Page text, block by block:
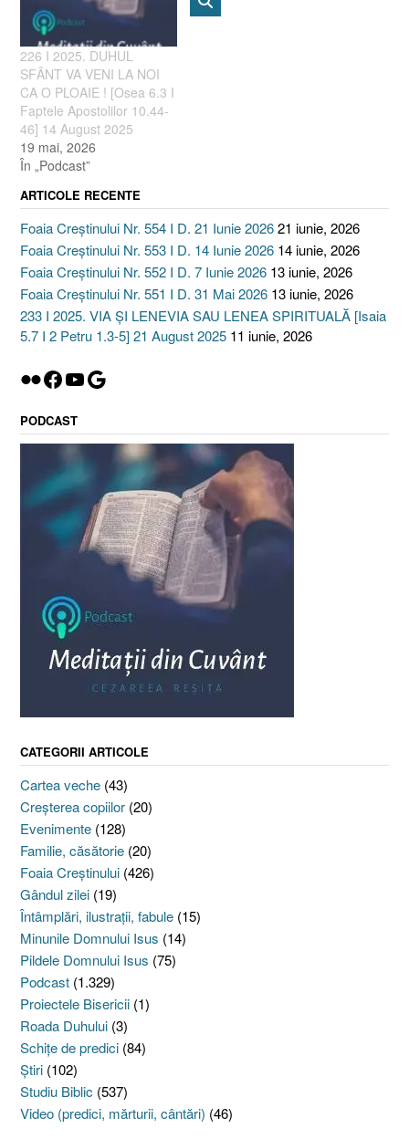
226 I 2025. DUHUL
SFÂNT VA VENI LA NOI
CA O PLOAIE ! [Osea 6.3 I
Faptele Apostolilor 10.44-
46] 14 August 2025
19 mai, 2026
În „Podcast”
ARTICOLE RECENTE
Foaia Creștinului Nr. 554 I D. 21 Iunie 202621 iunie, 2026
Foaia Creștinului Nr. 553 I D. 14 Iunie 2026 14 iunie, 2026
Foaia Creștinului Nr. 552 I D. 7 Iunie 2026 13 iunie, 2026
Foaia Creștinului Nr. 551 I D. 31 Mai 2026 13 iunie, 2026
233 I 2025. VIA ȘI LENEVIA SAU LENEA SPIRITUALĂ [Isaia
5.7 I 2 Petru 1.3-5] 21 August 2025 11 iunie, 2026
Flickr
Facebook
YouTube
Google
PODCAST
CATEGORII ARTICOLE
Cartea veche (43)
Creşterea copiilor (20)
Evenimente (128)
Familie, căsătorie (20)
Foaia Creştinului (426)
Gândul zilei (19)
Întâmplări, ilustraţii, fabule (15)
Minunile Domnului Isus (14)
Pildele Domnului Isus (75)
Podcast (1.329)
Proiectele Bisericii (1)
Roada Duhului (3)
Schiţe de predici (84)
Ştiri (102)
Studiu Biblic (537)
Video (predici, mărturii, cântări) (46)